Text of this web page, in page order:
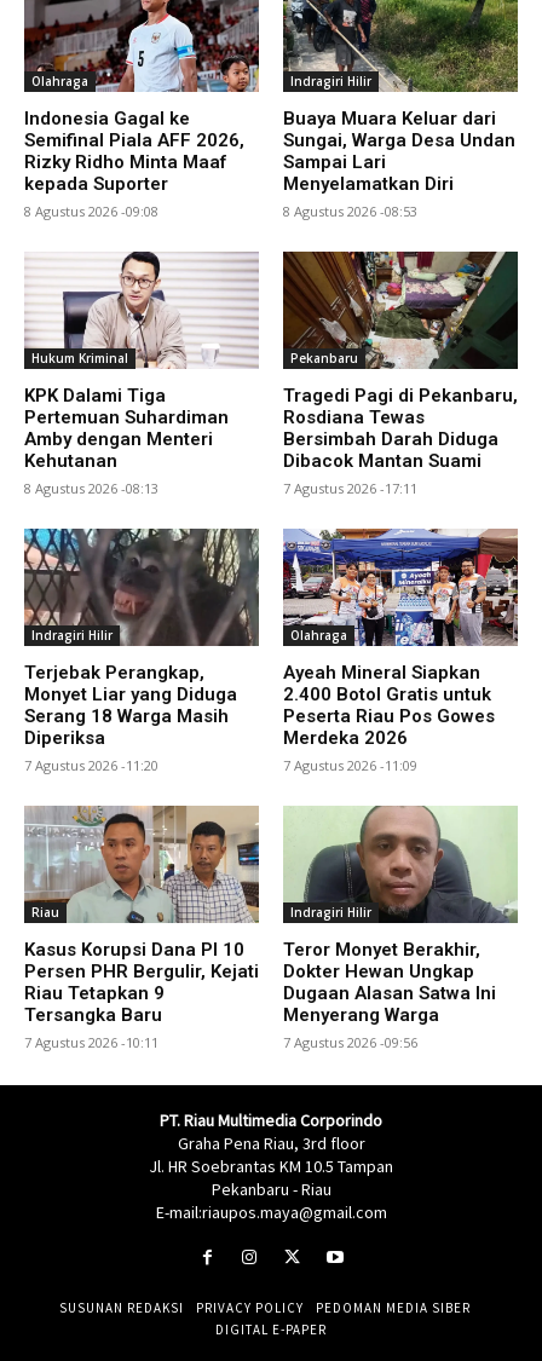
Olahraga
Indonesia Gagal ke
Semifinal Piala AFF 2026,
Rizky Ridho Minta Maaf
kepada Suporter
8 Agustus 2026 -09:08
Indragiri Hilir
Buaya Muara Keluar dari
Sungai, Warga Desa Undan
Sampai Lari
Menyelamatkan Diri
8 Agustus 2026 -08:53
Hukum Kriminal
KPK Dalami Tiga
Pertemuan Suhardiman
Amby dengan Menteri
Kehutanan
8 Agustus 2026 -08:13
Pekanbaru
Tragedi Pagi di Pekanbaru,
Rosdiana Tewas
Bersimbah Darah Diduga
Dibacok Mantan Suami
7 Agustus 2026 -17:11
Indragiri Hilir
Terjebak Perangkap,
Monyet Liar yang Diduga
Serang 18 Warga Masih
Diperiksa
7 Agustus 2026 -11:20
Olahraga
Ayeah Mineral Siapkan
2.400 Botol Gratis untuk
Peserta Riau Pos Gowes
Merdeka 2026
7 Agustus 2026 -11:09
Riau
Kasus Korupsi Dana PI 10
Persen PHR Bergulir, Kejati
Riau Tetapkan 9
Tersangka Baru
7 Agustus 2026 -10:11
Indragiri Hilir
Teror Monyet Berakhir,
Dokter Hewan Ungkap
Dugaan Alasan Satwa Ini
Menyerang Warga
7 Agustus 2026 -09:56
PT. Riau Multimedia Corporindo
Graha Pena Riau, 3rd floor
Jl. HR Soebrantas KM 10.5 Tampan
Pekanbaru - Riau
E-mail:riaupos.maya@gmail.com
SUSUNAN REDAKSI PRIVACY POLICY
PEDOMAN MEDIA SIBER
DIGITAL E-PAPER